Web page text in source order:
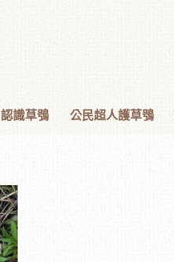
認識草鴞 公民超人護草鴞